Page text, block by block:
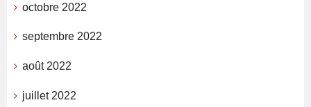
octobre 2022
septembre 2022
août 2022
juillet 2022